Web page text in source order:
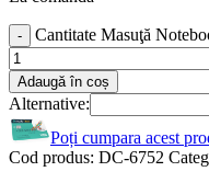
Cantitate Masuţă
Adaugă în coș
Alternative:
Poți cumpara acest
Cod produs: DC-6752